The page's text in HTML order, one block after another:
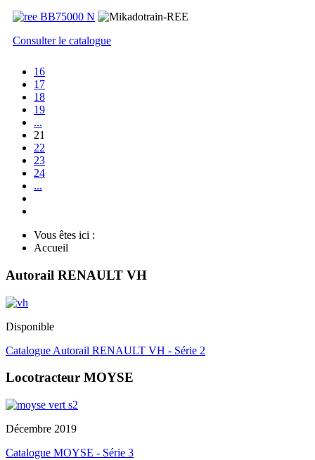
Consulter le catalogue
16
17
18
19
...
21
22
23
24
...
Vous êtes ici :
Accueil
Autorail RENAULT VH
Disponible
Catalogue Autorail RENAULT VH - Série 2
Locotracteur MOYSE
Décembre 2019
Catalogue MOYSE - Série 3